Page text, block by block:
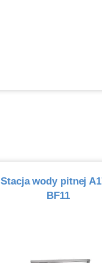
Stacja wody pitnej
BF11